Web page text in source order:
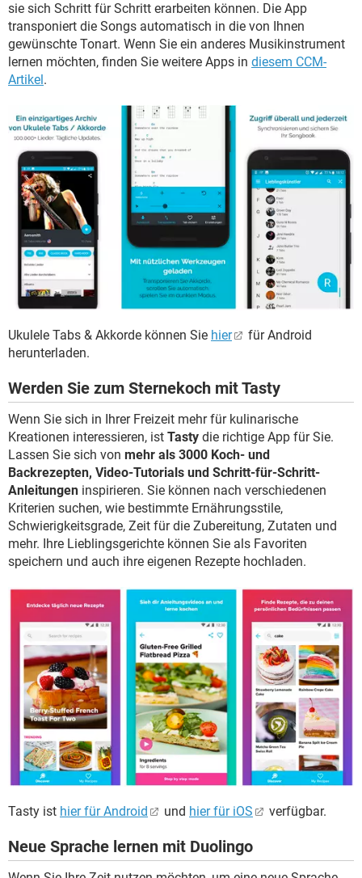
sie sich Schritt für Schritt erarbeiten können. Die App
transponiert die Songs automatisch in die von Ihnen
gewünschte Tonart. Wenn Sie ein anderes Musikinstrument
lernen möchten, finden Sie weitere Apps in diesem CCM-
Artikel.
Ukulele Tabs & Akkorde können Sie hier
für Android
herunterladen.
Werden Sie zum Sternekoch mit Tasty
Wenn Sie sich in Ihrer Freizeit mehr für kulinarische
Kreationen interessieren, ist Tasty die richtige App für Sie.
Lassen Sie sich von mehr als 3000 Koch- und
Backrezepten, Video-Tutorials und Schritt-für-Schritt-
Anleitungen inspirieren. Sie können nach verschiedenen
Kriterien suchen, wie bestimmte Ernährungsstile,
Schwierigkeitsgrade, Zeit für die Zubereitung, Zutaten und
mehr. Ihre Lieblingsgerichte können Sie als Favoriten
speichern und auch ihre eigenen Rezepte hochladen.
Tasty ist hier für Android und hier für iOS verfügbar.
Neue Sprache lernen mit Duolingo